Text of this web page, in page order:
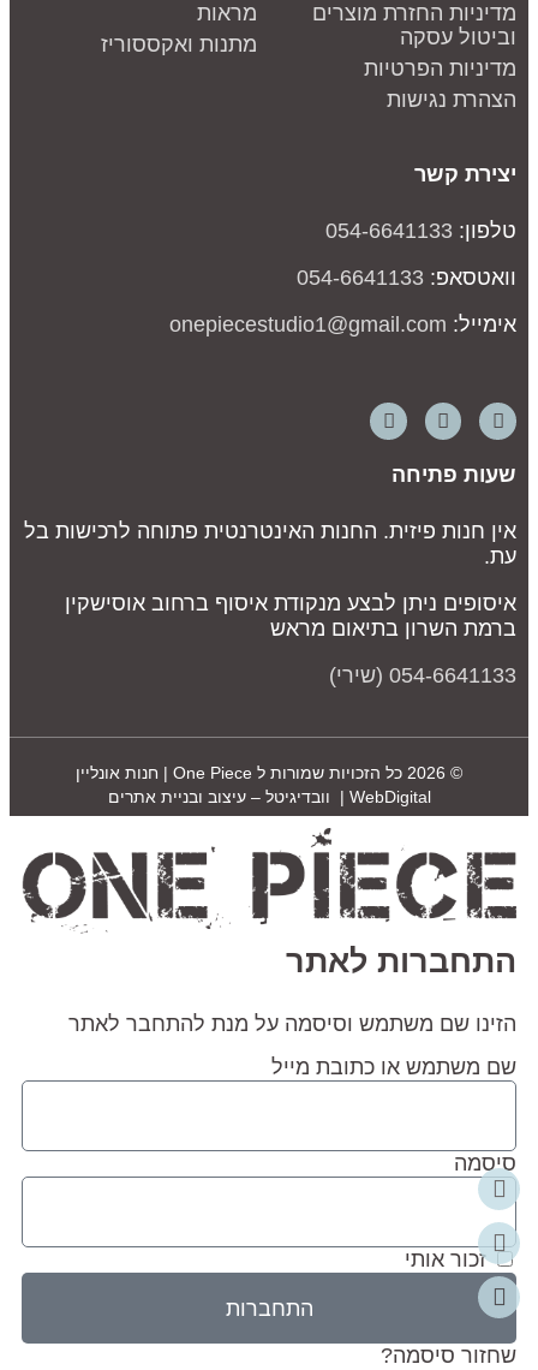
מדיניות החזרת מוצרים
וביטול עסקה
מדיניות הפרטיות
הצהרת נגישות
מראות
מתנות ואקססוריז
יצירת קשר
טלפון: 054-6641133
וואטסאפ: 054-6641133
אימייל: onepiecestudio1@gmail.com
שעות פתיחה
אין חנות פיזית. החנות האינטרנטית פתוחה לרכישות בל
עת.
איסופים ניתן לבצע מנקודת איסוף ברחוב אוסישקין
ברמת השרון בתיאום מראש
054-6641133 (שירי)
© 2026 כל הזכויות שמורות ל
One Piece | חנות אונליין
WebDigital | וובדיגיטל – עיצוב ובניית אתרים
התחברות לאתר
הזינו שם משתמש וסיסמה על מנת להתחבר לאתר
שם משתמש או כתובת מייל
סיסמה
זכור אותי
התחברות
שחזור סיסמה?